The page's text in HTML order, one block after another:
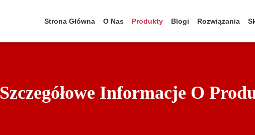
Strona Główna O Nas Produkty Blogi Rozwiązania
Szczegółowe Informacje O